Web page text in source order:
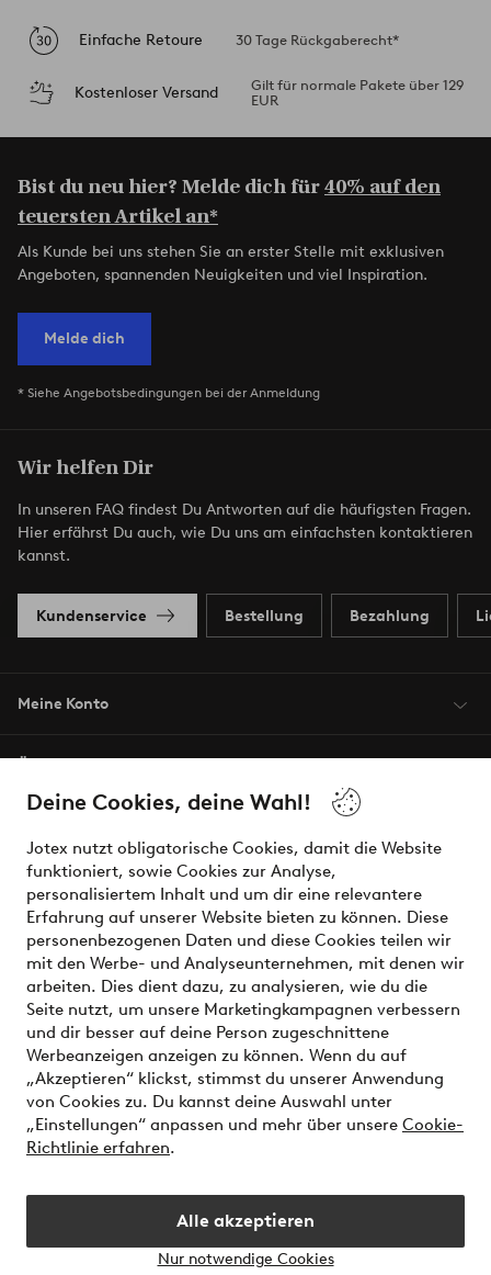
Deine Cookies, deine Wahl!
Jotex nutzt obligatorische Cookies, damit die Website
funktioniert, sowie Cookies zur Analyse,
personalisiertem Inhalt und um dir eine relevantere
Erfahrung auf unserer Website bieten zu können. Diese
personenbezogenen Daten und diese Cookies teilen wir
mit den Werbe- und Analyseunternehmen, mit denen wir
arbeiten. Dies dient dazu, zu analysieren, wie du die
Seite nutzt, um unsere Marketingkampagnen verbessern
und dir besser auf deine Person zugeschnittene
Werbeanzeigen anzeigen zu können. Wenn du auf
„Akzeptieren“ klickst, stimmst du unserer Anwendung
von Cookies zu. Du kannst deine Auswahl unter
„Einstellungen“ anpassen und mehr über unsere Cookie-
Richtlinie erfahren.
Alle akzeptieren
Nur notwendige Cookies
Einfache Retoure 30 Tage Rückgaberecht*
Kostenloser Versand
Gilt für normale Pakete über 129
EUR
Bist du neu hier? Melde dich für40% auf den
teuersten Artikel an*
Als Kunde bei uns stehen Sie an erster Stelle mit exklusiven
Angeboten, spannenden Neuigkeiten und viel Inspiration.
Melde dich
* Siehe Angebotsbedingungen bei der Anmeldung
Wir helfen Dir
In unseren FAQ findest Du Antworten auf die häufigsten Fragen.
Hier erfährst Du auch, wie Du uns am einfachsten kontaktieren
kannst.
Kundenservice Bestellung Bezahlung
Meine Konto
Bedingungen
Sichere Zahlungen - Jetzt bezahlen oder aufteilen
Möchtest du mehr über unsere
Zahlungsmöglichkeitenerfahren?